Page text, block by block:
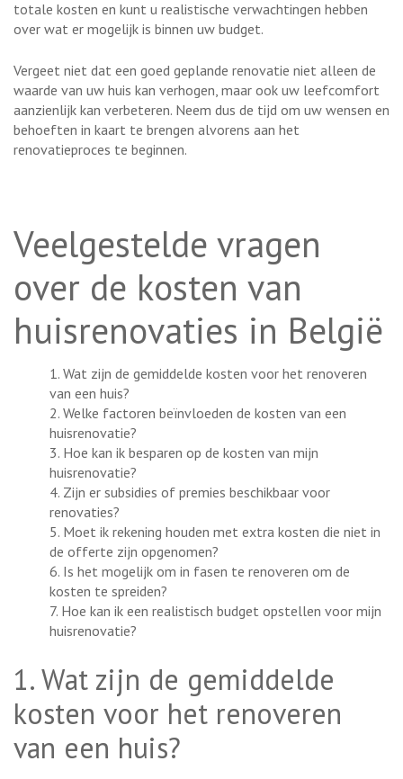
totale kosten en kunt u realistische verwachtingen hebben
over wat er mogelijk is binnen uw budget.
Vergeet niet dat een goed geplande renovatie niet alleen de
waarde van uw huis kan verhogen, maar ook uw leefcomfort
aanzienlijk kan verbeteren. Neem dus de tijd om uw wensen en
behoeften in kaart te brengen alvorens aan het
renovatieproces te beginnen.
Veelgestelde vragen
over de kosten van
huisrenovaties in België
1. Wat zijn de gemiddelde kosten voor het renoveren
van een huis?
2. Welke factoren beïnvloeden de kosten van een
huisrenovatie?
3. Hoe kan ik besparen op de kosten van mijn
huisrenovatie?
4. Zijn er subsidies of premies beschikbaar voor
renovaties?
5. Moet ik rekening houden met extra kosten die niet in
de offerte zijn opgenomen?
6. Is het mogelijk om in fasen te renoveren om de
kosten te spreiden?
7. Hoe kan ik een realistisch budget opstellen voor mijn
huisrenovatie?
1. Wat zijn de gemiddelde
kosten voor het renoveren
van een huis?